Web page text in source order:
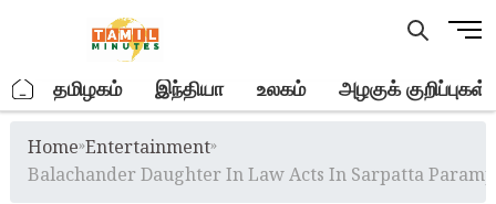
M
u
t
. தமிழகம் இந்தியா உலகம் அழகுக் குறிப்புகள்
Home»Entertainment»
Balachander Daughter In Law Acts In Sarpatta